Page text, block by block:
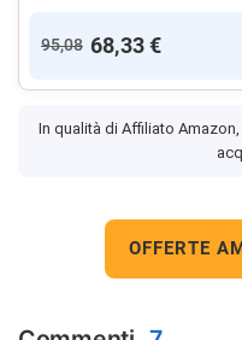
95,08 68,33 €
In qualità di Affiliato
OFFERTE